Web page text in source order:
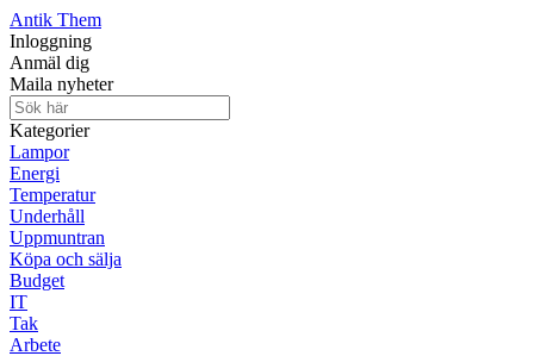
Antik Them
Inloggning
Anmäl dig
Maila nyheter
Kategorier
Lampor
Energi
Temperatur
Underhåll
Uppmuntran
Köpa och sälja
Budget
IT
Tak
Arbete